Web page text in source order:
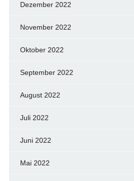
Dezember 2022
November 2022
Oktober 2022
September 2022
August 2022
Juli 2022
Juni 2022
Mai 2022